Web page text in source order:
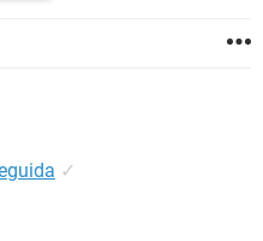
se apaga. No hay forma de
el modelo)
✓